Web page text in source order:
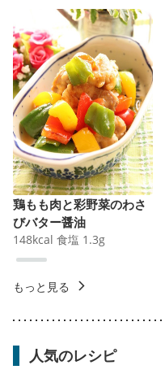
鶏もも肉と彩野菜のわさ
びバター醤油
148kcal 食塩 1.3g
もっと見る
人気のレシピ